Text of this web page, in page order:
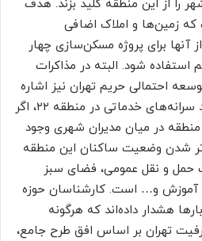
را از این منطقه کلید بزند. هدف
زمین‌‌ها و املاک اضافی
برای پروژه مسکن‌‌سازی چهار
شود. البته در مذاکرات
احتمالی حریم تهران نیز اشاره
شد که با توجه به فقر شدید سرانه‌های خدماتی در منطقه ۲۲، اگر
منطقه در میان مدیران شهری وجود
شدن وضعیت ساکنان این منطقه
و نقل عمومی، فضای سبز
آموزش و… است. کارشناسان حوزه
هشدار داده‌‌اند که هرگونه
تهران بر اساس افق طرح جامع،